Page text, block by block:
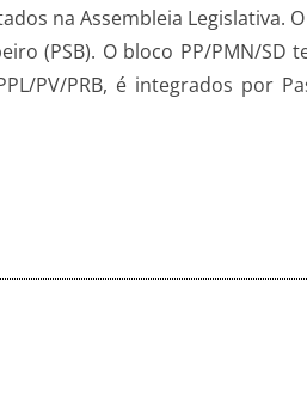
na Assembleia Legislativa.
(PSB). O bloco PP/PMN/
PV/PRB, é integrados por